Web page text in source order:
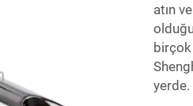
atın
birçok
yerde.